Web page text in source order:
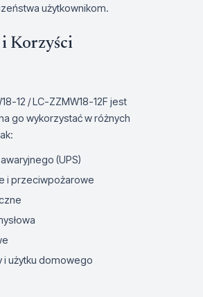
użytkownikom.
i Korzyści
12 / LC-ZZMW18-12F jest
go wykorzystać w różnych
(UPS)
i przeciwpożarowe
i użytku domowego